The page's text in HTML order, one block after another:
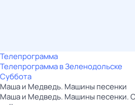
Телепрограмма
Телепрограмма в Зеленодольске
Суббота
Маша и Медведь. Машины песенки
Маша и Медведь. Машины песенки.